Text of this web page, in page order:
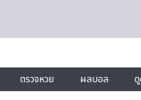
ตรวจหวย ผลบอล